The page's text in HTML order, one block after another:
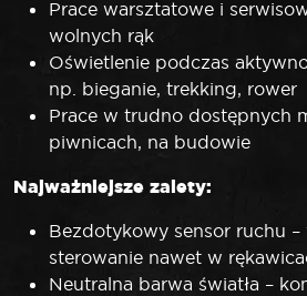
Prace warsztatowe i
wolnych rąk
Oświetlenie podczas
np. bieganie, trekking, rower
Prace w trudno dostępnych
piwnicach, na budowie
Najważniejsze zalety:
Bezdotykowy sensor ruchu
sterowanie nawet w
Neutralna barwa światła –